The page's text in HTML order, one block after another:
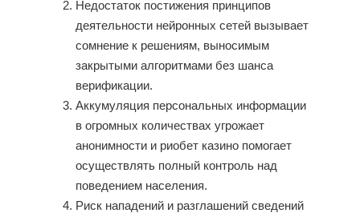
Недостаток постижения принципов
деятельности нейронных сетей вызывает
сомнение к решениям, выносимым
закрытыми алгоритмами без шанса
верификации.
Аккумуляция персональных информации
в огромных количествах угрожает
анонимности и риобет казино помогает
осуществлять полный контроль над
поведением населения.
Риск нападений и разглашений сведений